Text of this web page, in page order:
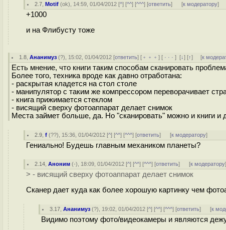
2.7 ,Motif (ok), 14:59, 01/04/2012 [^] [^^] [^^^] [ответить] [к модератору]
+1000
и на Флибусту тоже
1.8 ,Ананимуз (?), 15:02, 01/04/2012 [ответить] [ ﹢﹢﹢] [ · · ·][↓] [↑] [к
Есть мнение, что книги таким способам сканировать
Более того, техника вроде как давно отработана:
- раскрытая кладется на стол столе
- манипулятор с таким же компрессором переворачивает
- книга прижимается стеклом
- висящий сверху фотоаппарат делает снимок
Места займет больше, да. Но "сканировать" можно и книги
2.9 ,f (??), 15:36, 01/04/2012 [^] [^^] [^^^] [ответить] [к модератору]
Гениально! Будешь главным механиком планеты?
2.14 ,Аноним (-), 18:09, 01/04/2012 [^] [^^] [^^^] [ответить] [к модератору]
> - висящий сверху фотоаппарат делает снимок
Сканер дает куда как более хорошую картинку чем
3.17 ,Ананимуз (?), 19:02, 01/04/2012 [^] [^^] [^^^] [ответить] [к
Видимо поэтому фото/видеокамеры и являются